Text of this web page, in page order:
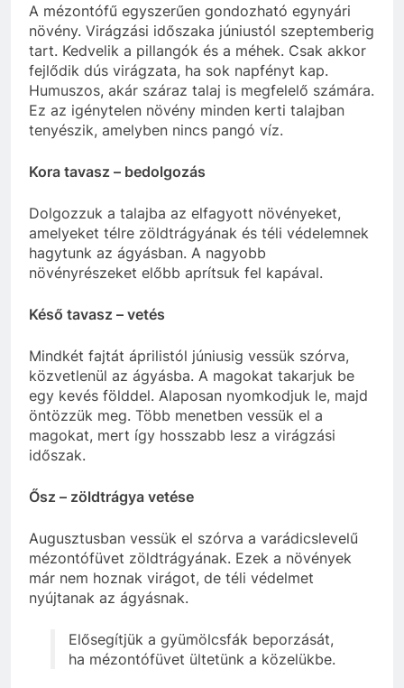
A mézontófű egyszerűen gondozható egynyári
növény. Virágzási időszaka júniustól szeptemberig
tart. Kedvelik a pillangók és a méhek. Csak akkor
fejlődik dús virágzata, ha sok napfényt kap.
Humuszos, akár száraz talaj is megfelelő számára.
Ez az igénytelen növény minden kerti talajban
tenyészik, amelyben nincs pangó víz.
Kora tavasz – bedolgozás
Dolgozzuk a talajba az elfagyott növényeket,
amelyeket télre zöldtrágyának és téli védelemnek
hagytunk az ágyásban. A nagyobb
növényrészeket előbb aprítsuk fel kapával.
Késő tavasz – vetés
Mindkét fajtát áprilistól júniusig vessük szórva,
közvetlenül az ágyásba. A magokat takarjuk be
egy kevés földdel. Alaposan nyomkodjuk le, majd
öntözzük meg. Több menetben vessük el a
magokat, mert így hosszabb lesz a virágzási
időszak.
Ősz – zöldtrágya vetése
Augusztusban vessük el szórva a varádicslevelű
mézontófüvet zöldtrágyának. Ezek a növények
már nem hoznak virágot, de téli védelmet
nyújtanak az ágyásnak.
Elősegítjük a gyümölcsfák beporzását,
ha mézontófüvet ültetünk a közelükbe.